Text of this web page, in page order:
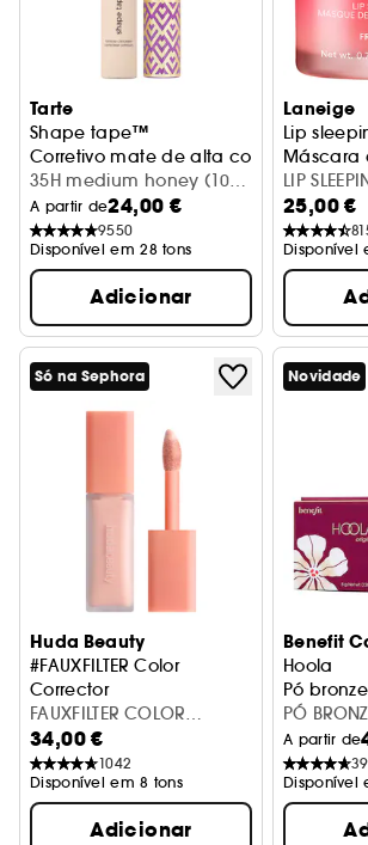
Tarte
Shape tape™
Corretivo mate de alta cobertura
35H medium honey (10
ml)
A partir de24,00 €
9550
Disponível em 28 tons
Adicionar
Laneige
Lip
Máscara
LIP
25,00 €
Disponível
Só na Sephora
Huda Beauty
#FAUXFILTER Color
Corrector
Corretor de cor
FAUXFILTER COLOR
CORRECT PINK POMELO
34,00 €
1042
Disponível em 8 tons
Adicionar
Novidade
Benefit
Hoola
Pó
PÓ
BENEFIT
A partir de
Disponível